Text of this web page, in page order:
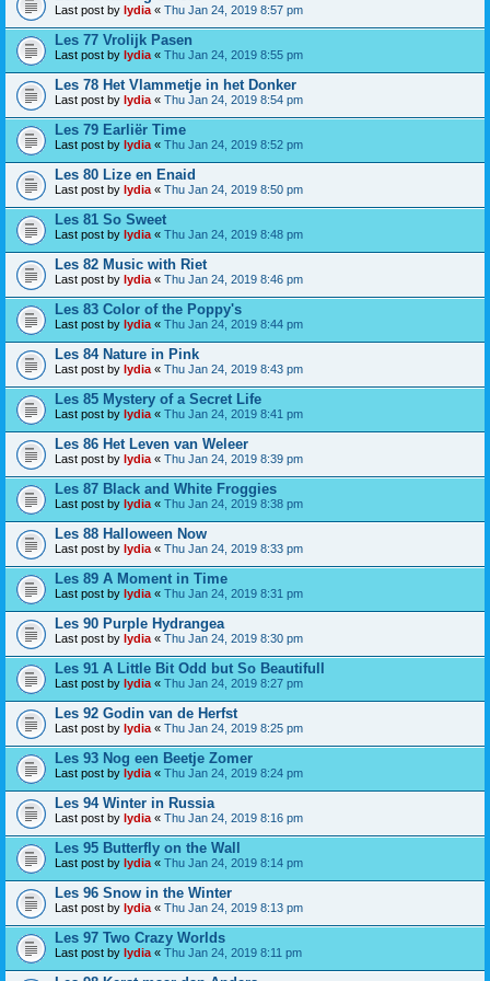
Last post by lydia « Thu Jan 24, 2019 8:57 pm
Les 77 Vrolijk Pasen
Last post by lydia « Thu Jan 24, 2019 8:55 pm
Les 78 Het Vlammetje in het Donker
Last post by lydia « Thu Jan 24, 2019 8:54 pm
Les 79 Earliër Time
Last post by lydia « Thu Jan 24, 2019 8:52 pm
Les 80 Lize en Enaid
Last post by lydia « Thu Jan 24, 2019 8:50 pm
Les 81 So Sweet
Last post by lydia « Thu Jan 24, 2019 8:48 pm
Les 82 Music with Riet
Last post by lydia « Thu Jan 24, 2019 8:46 pm
Les 83 Color of the Poppy's
Last post by lydia « Thu Jan 24, 2019 8:44 pm
Les 84 Nature in Pink
Last post by lydia « Thu Jan 24, 2019 8:43 pm
Les 85 Mystery of a Secret Life
Last post by lydia « Thu Jan 24, 2019 8:41 pm
Les 86 Het Leven van Weleer
Last post by lydia « Thu Jan 24, 2019 8:39 pm
Les 87 Black and White Froggies
Last post by lydia « Thu Jan 24, 2019 8:38 pm
Les 88 Halloween Now
Last post by lydia « Thu Jan 24, 2019 8:33 pm
Les 89 A Moment in Time
Last post by lydia « Thu Jan 24, 2019 8:31 pm
Les 90 Purple Hydrangea
Last post by lydia « Thu Jan 24, 2019 8:30 pm
Les 91 A Little Bit Odd but So Beautifull
Last post by lydia « Thu Jan 24, 2019 8:27 pm
Les 92 Godin van de Herfst
Last post by lydia « Thu Jan 24, 2019 8:25 pm
Les 93 Nog een Beetje Zomer
Last post by lydia « Thu Jan 24, 2019 8:24 pm
Les 94 Winter in Russia
Last post by lydia « Thu Jan 24, 2019 8:16 pm
Les 95 Butterfly on the Wall
Last post by lydia « Thu Jan 24, 2019 8:14 pm
Les 96 Snow in the Winter
Last post by lydia « Thu Jan 24, 2019 8:13 pm
Les 97 Two Crazy Worlds
Last post by lydia « Thu Jan 24, 2019 8:11 pm